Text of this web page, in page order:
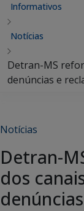
Informativos
Notícias
Detran-MS
denúncias e
Notícias
Detran-
dos